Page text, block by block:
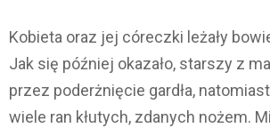
Kobieta oraz jej córeczki leżały
Jak się później okazało, starszy z
przez poderżnięcie gardła,
wiele ran kłutych, zdanych nożem.